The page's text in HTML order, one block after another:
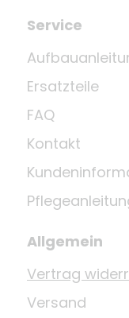
Service
Ersatzteile
FAQ
Kontakt
Allgemein
Vertrag
Versand